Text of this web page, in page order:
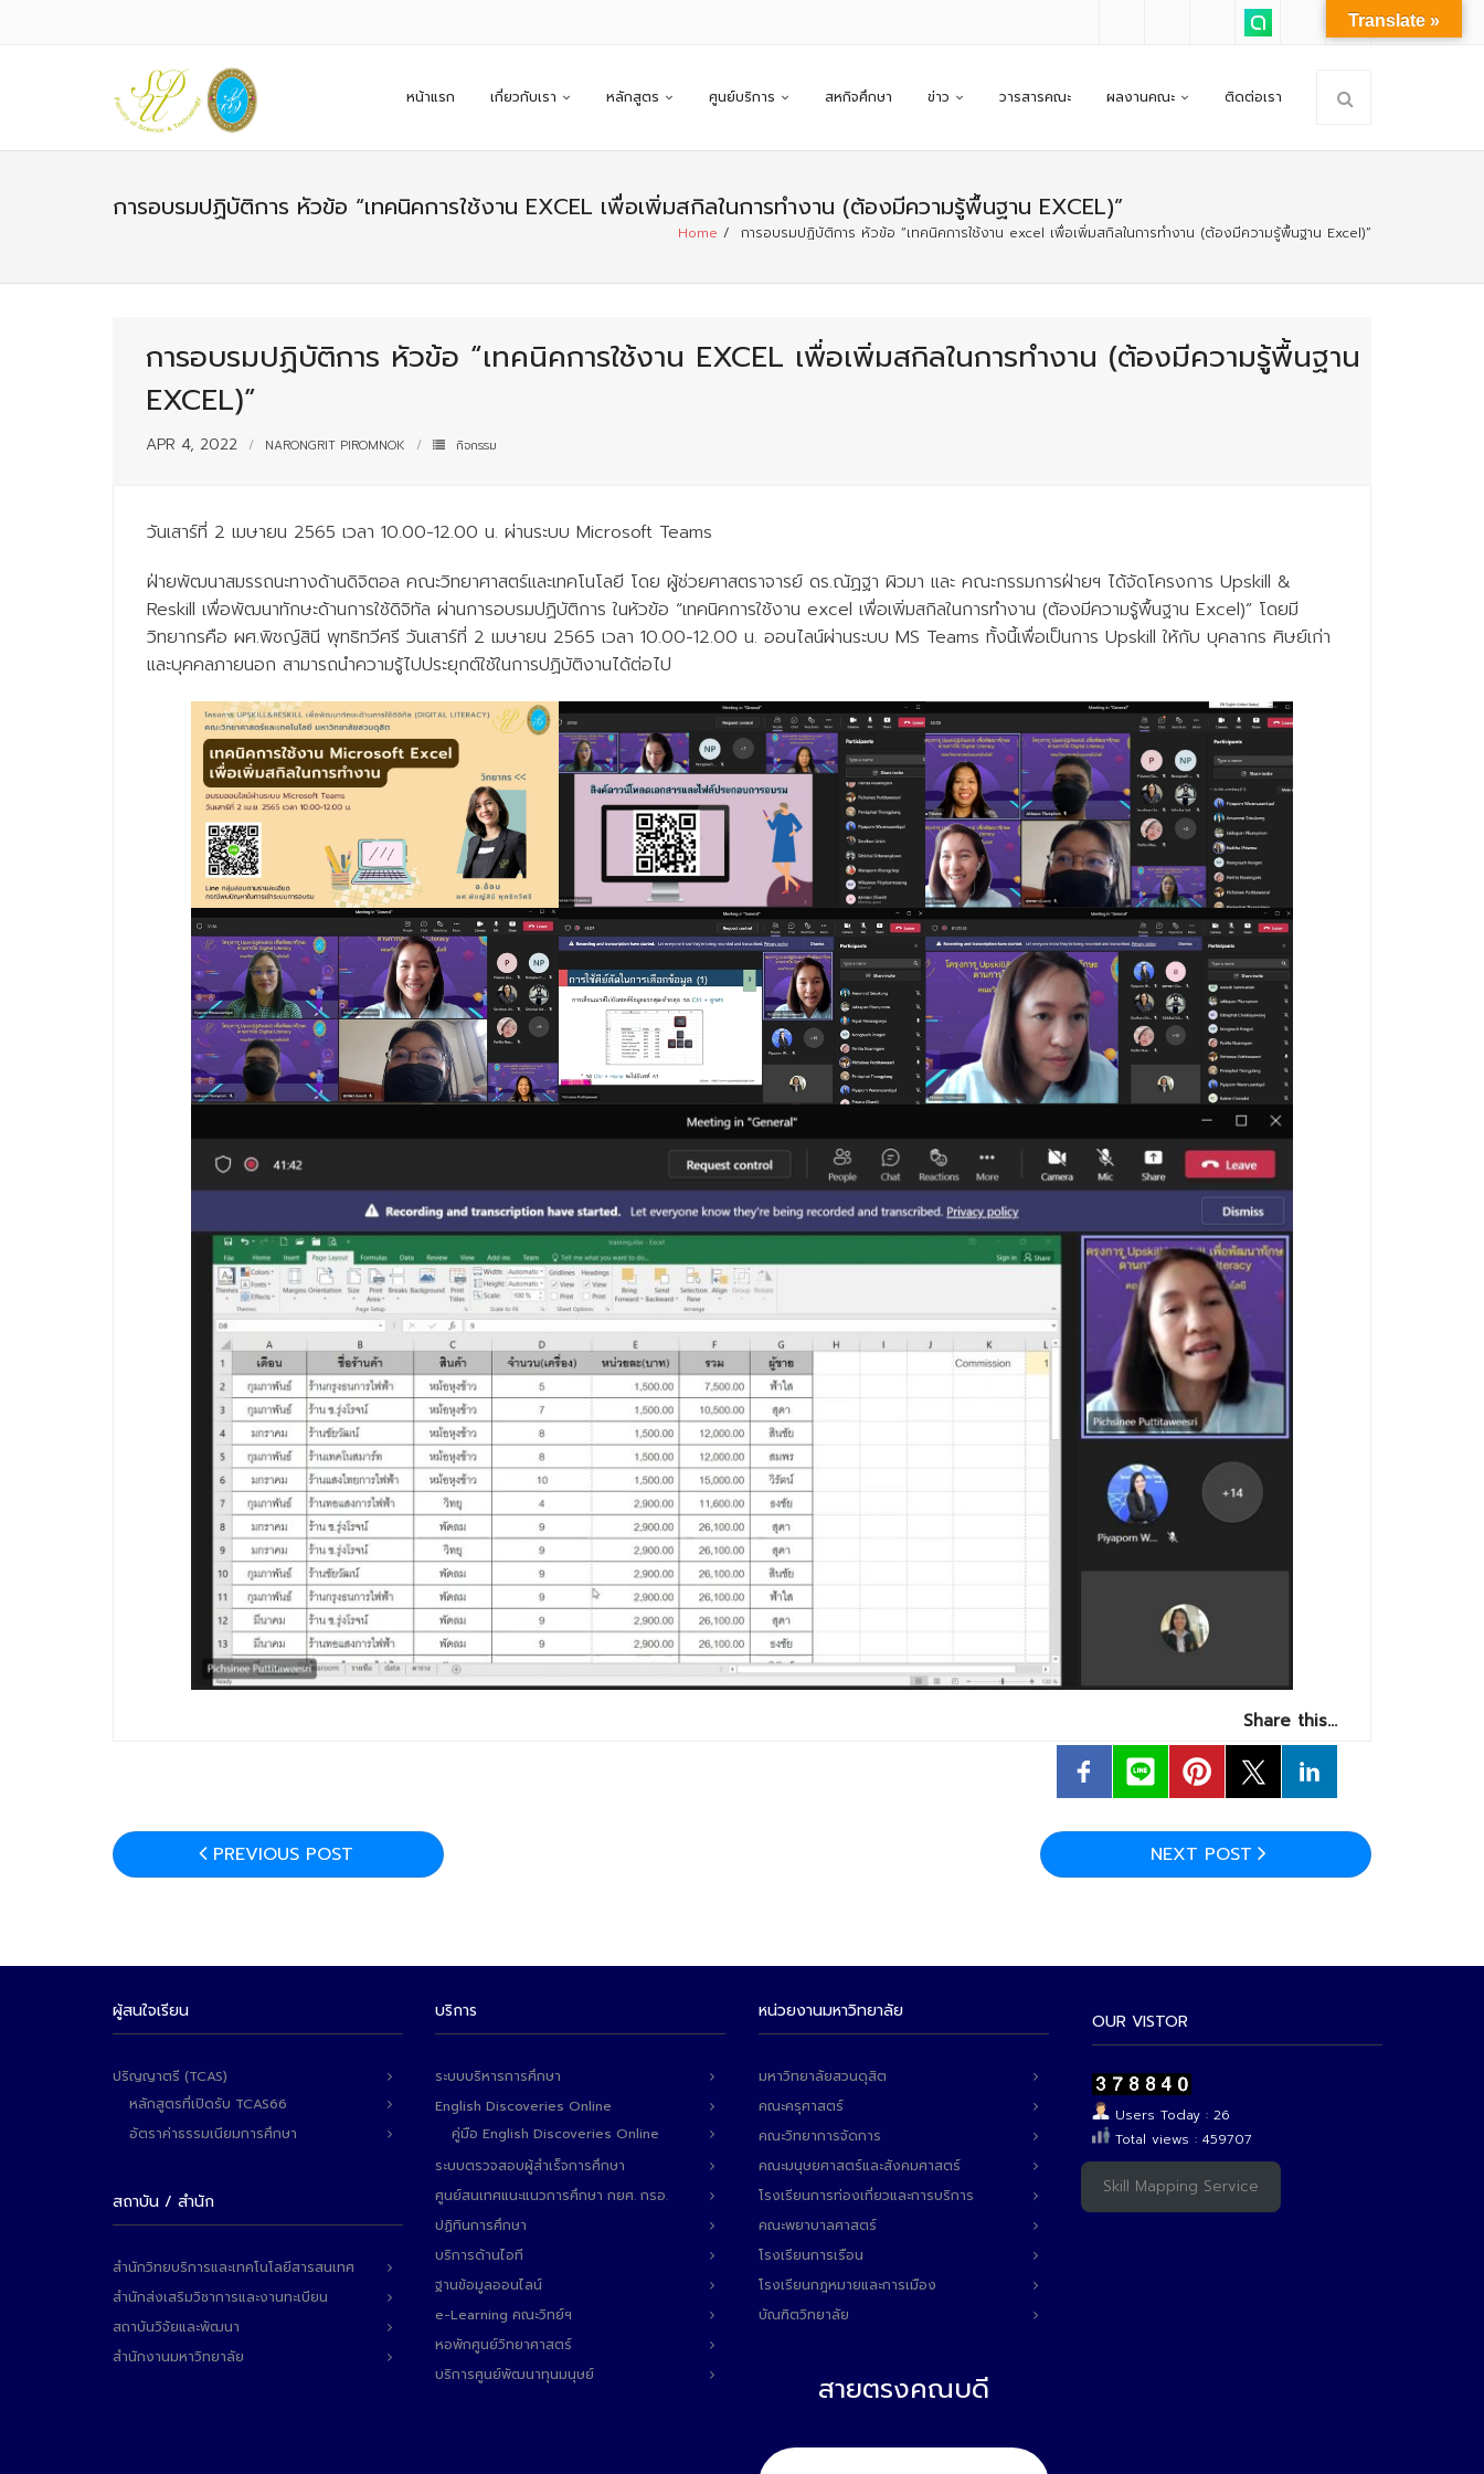
หน้าแรก เกี่ยวกับเรา หลักสูตร ศูนย์บริการ สหกิจศึกษา ข่าว วารสารคณะ ผลงานคณะ ติดต่อเรา
การอบรมปฏิบัติการ หัวข้อ “เทคนิคการใช้งาน EXCEL เพื่อเพิ่มสกิลในการทำงาน (ต้องมีความรู้พื้นฐาน EXCEL)”
Home / การอบรมปฏิบัติการ หัวข้อ “เทคนิคการใช้งาน excel เพื่อเพิ่มสกิลในการทำงาน (ต้องมีความรู้พื้นฐาน Excel)”
การอบรมปฏิบัติการ หัวข้อ “เทคนิคการใช้งาน EXCEL เพื่อเพิ่มสกิลในการทำงาน (ต้องมีความรู้พื้นฐาน
EXCEL)”
APR 4, 2022 NARONGRIT PIROMNOK กิจกรรม
วันเสาร์ที่ 2 เมษายน 2565 เวลา 10.00-12.00 น. ผ่านระบบ Microsoft Teams
ฝ่ายพัฒนาสมรรถนะทางด้านดิจิตอล คณะวิทยาศาสตร์และเทคโนโลยี โดย ผู้ช่วยศาสตราจารย์ ดร.ณัฏฐา ผิวมา และ คณะกรรมการฝ่ายฯ ได้จัดโครงการ Upskill &
Reskill เพื่อพัฒนาทักษะด้านการใช้ดิจิทัล ผ่านการอบรมปฏิบัติการ ในหัวข้อ “เทคนิคการใช้งาน excel เพื่อเพิ่มสกิลในการทำงาน (ต้องมีความรู้พื้นฐาน Excel)” โดยมี
วิทยากรคือ ผศ.พิชญ์สินี พุทธิทวีศรี วันเสาร์ที่ 2 เมษายน 2565 เวลา 10.00-12.00 น. ออนไลน์ผ่านระบบ MS Teams ทั้งนี้เพื่อเป็นการ Upskill ให้กับ บุคลากร ศิษย์เก่า
และบุคคลภายนอก สามารถนำความรู้ไปประยุกต์ใช้ในการปฏิบัติงานได้ต่อไป
Share this…
PREVIOUS POST NEXT POST
ผู้สนใจเรียน
ปริญญาตรี (TCAS)
หลักสูตรที่เปิดรับ TCAS66
อัตราค่าธรรมเนียมการศึกษา
สถาบัน / สำนัก
สำนักวิทยบริการและเทคโนโลยีสารสนเทศ
สำนักส่งเสริมวิชาการและงานทะเบียน
สถาบันวิจัยและพัฒนา
สำนักงานมหาวิทยาลัย
บริการ
ระบบบริหารการศึกษา
English Discoveries Online
คู่มือ English Discoveries Online
ระบบตรวจสอบผู้สำเร็จการศึกษา
ศูนย์สนเทศแนะแนวการศึกษา กยศ. กรอ.
ปฏิทินการศึกษา
บริการด้านไอที
ฐานข้อมูลออนไลน์
e-Learning คณะวิทย์ฯ
หอพักศูนย์วิทยาศาสตร์
บริการศูนย์พัฒนาทุนมนุษย์
หน่วยงานมหาวิทยาลัย
มหาวิทยาลัยสวนดุสิต
คณะครุศาสตร์
คณะวิทยาการจัดการ
คณะมนุษยศาสตร์และสังคมศาสตร์
โรงเรียนการท่องเที่ยวและการบริการ
คณะพยาบาลศาสตร์
โรงเรียนการเรือน
โรงเรียนกฎหมายและการเมือง
บัณฑิตวิทยาลัย
สายตรงคณบดี
OUR VISTOR
Users Today : 26
Total views : 459707
Skill Mapping Service
Translate »